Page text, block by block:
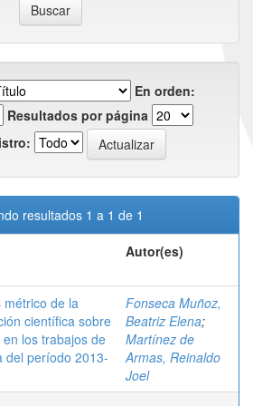
En orden:
Resultados por página
resultados 1 a 1 de 1
Autor(es)
métrico de la
científica sobre
en los trabajos de
del período 2013-
Fonseca Muñoz,
Beatriz Elena;
Martínez de
Armas, Reinaldo
Joel